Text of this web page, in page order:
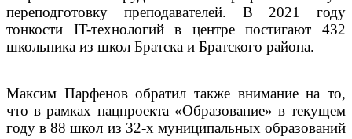
переподготовку преподавателей. В 2021 году
тонкости IT-технологий в центре постигают 432
школьника из школ Братска и Братского района.
Максим Парфенов обратил также внимание на то,
что в рамках нацпроекта «Образование» в текущем
году в 88 школ из 32-х муниципальных образований